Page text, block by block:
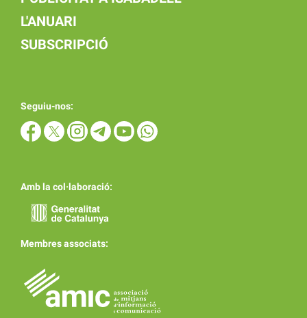
L'ANUARI
SUBSCRIPCIÓ
Seguiu-nos:
Amb la col·laboració:
Membres associats: